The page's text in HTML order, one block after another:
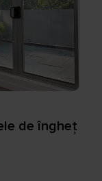
de îngheț